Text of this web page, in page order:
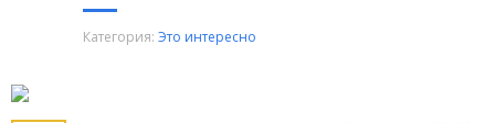
Категория: Это интересно